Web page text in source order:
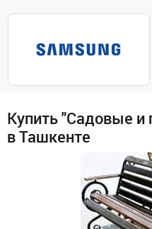
Купить "Садовые и
в Ташкенте